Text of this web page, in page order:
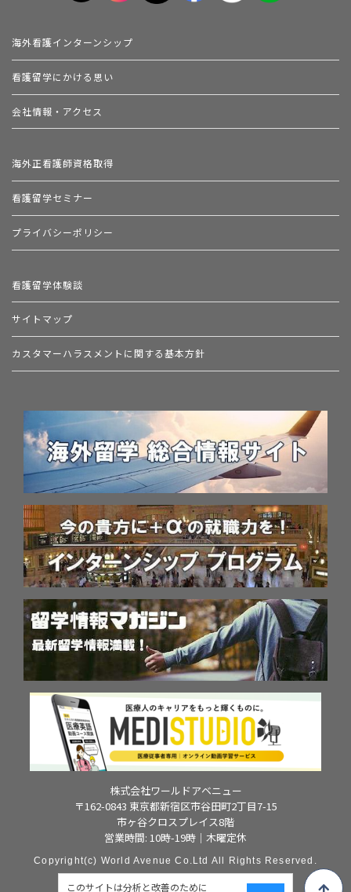
このサイトは分析と改善のために
海外看護インターンシップ
看護留学にかける思い
会社情報・アクセス
海外正看護師資格取得
看護留学セミナー
プライバシーポリシー
看護留学体験談
サイトマップ
カスタマーハラスメントに関する基本方針
株式会社ワールドアベニュー
〒162-0843 東京都新宿区市谷田町2丁目7-15
市ヶ谷クロスプレイス8階
営業時間: 10時-19時｜木曜定休
Copyright(c) World Avenue Co.Ltd All Rights Reserved.